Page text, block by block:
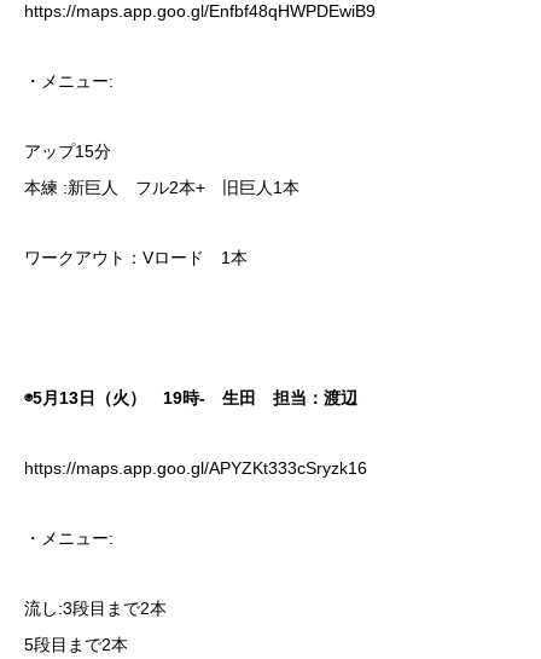
https://maps.app.goo.gl/Enfbf48qHWPDEwiB9
・メニュー:
アップ15分
本練 :新巨人 フル2本+ 旧巨人1本
ワークアウト：Vロード 1本
◉5月13日（火） 19時- 生田 担当：渡辺
https://maps.app.goo.gl/APYZKt333cSryzk16
・メニュー:
流し:3段目まで2本
5段目まで2本